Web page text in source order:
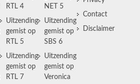
RTL 4
Uitzending
gemist op
RTL 5
Uitzending
gemist op
RTL 7
NET 5
Uitzending
gemist op
SBS 6
Uitzending
gemist op
Veronica
Contact
Disclaimer